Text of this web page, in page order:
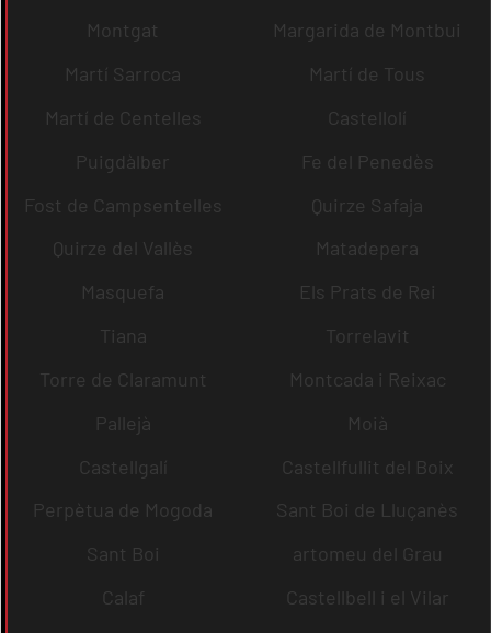
Montgat
Margarida de Montbui
Martí Sarroca
Martí de Tous
Martí de Centelles
Castellolí
Puigdàlber
Fe del Penedès
Fost de Campsentelles
Quirze Safaja
Quirze del Vallès
Matadepera
Masquefa
Els Prats de Rei
Tiana
Torrelavit
Torre de Claramunt
Montcada i Reixac
Pallejà
Moià
Castellgalí
Castellfullit del Boix
Perpètua de Mogoda
Sant Boi de Lluçanès
Sant Boi
artomeu del Grau
Calaf
Castellbell i el Vilar